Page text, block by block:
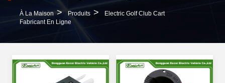
À La Maison > Produits >
Electric Golf Club Cart
Fabricant En Ligne